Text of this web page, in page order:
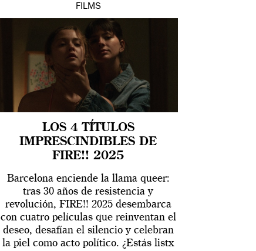
FILMS
LOS 4 TÍTULOS
IMPRESCINDIBLES DE
FIRE!! 2025
Barcelona enciende la llama queer:
tras 30 años de resistencia y
revolución, FIRE!! 2025 desembarca
con cuatro películas que reinventan el
deseo, desafían el silencio y celebran
la piel como acto político. ¿Estás listx